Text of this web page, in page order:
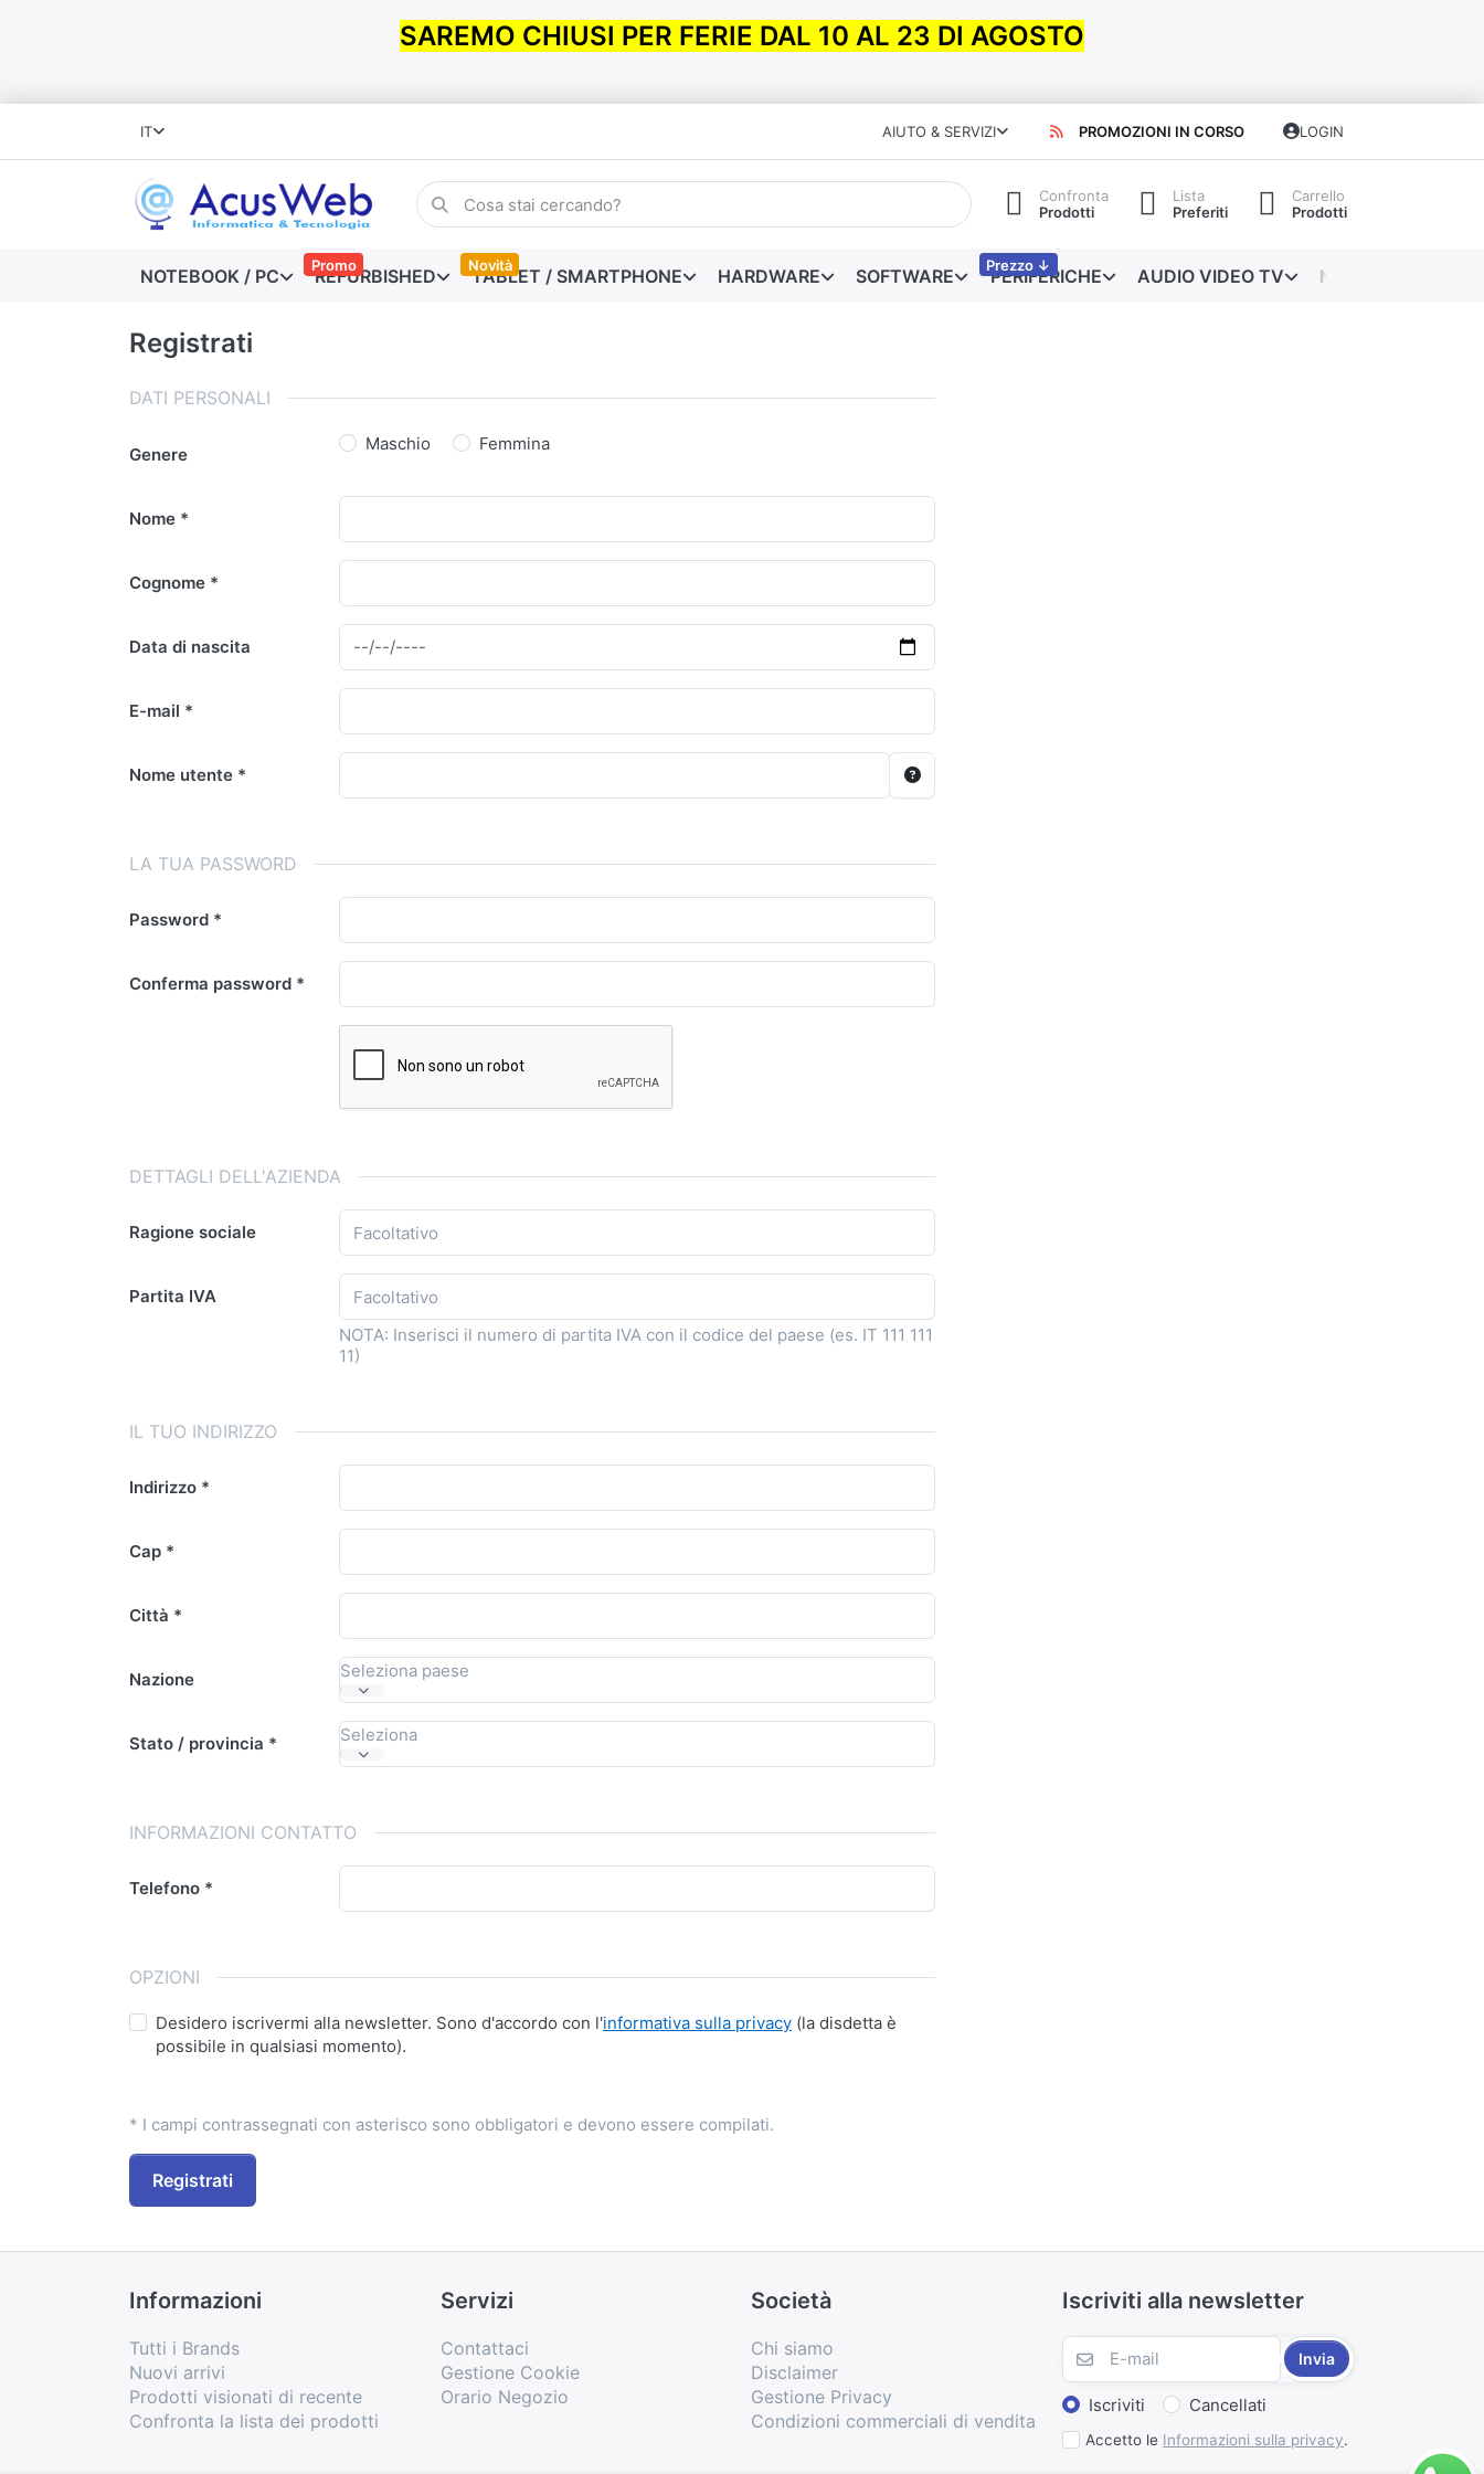
SAREMO CHIUSI PER FERIE DAL 10 AL 23 DI AGOSTO
IT AIUTO & SERVIZI PROMOZIONI IN CORSO LOGIN
Confronta
Prodotti
Lista
Preferiti
Carrello
Prodotti
NOTEBOOK / PC REFURBISHED
Promo
TABLET / SMARTPHONE
Novità
HARDWARE SOFTWARE PERIFERICHE
Prezzo ↓
AUDIO VIDEO TV NETWORKING
Registrati
DATI PERSONALI
Genere
Maschio Femmina
Nome
Cognome
Data di nascita
E-mail
Nome utente
LA TUA PASSWORD
Password
Conferma password
DETTAGLI DELL'AZIENDA
Ragione sociale
Partita IVA
NOTA: Inserisci il numero di partita IVA con il codice del paese (es. IT 111 111
11)
IL TUO INDIRIZZO
Indirizzo
Cap
Città
Nazione Seleziona paese
Stato / provincia Seleziona
INFORMAZIONI CONTATTO
Telefono
OPZIONI
Desidero iscrivermi alla newsletter. Sono d'accordo con l'informativa sulla privacy (la disdetta è
possibile in qualsiasi momento).
* I campi contrassegnati con asterisco sono obbligatori e devono essere compilati.
Registrati
Informazioni
Tutti i Brands
Nuovi arrivi
Prodotti visionati di recente
Confronta la lista dei prodotti
Servizi
Contattaci
Gestione Cookie
Orario Negozio
Società
Chi siamo
Disclaimer
Gestione Privacy
Condizioni commerciali di vendita
Iscriviti alla newsletter
Invia
Iscriviti Cancellati
Accetto le Informazioni sulla privacy.